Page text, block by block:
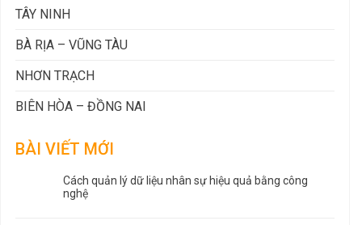
TÂY NINH
BÀ RỊA – VŨNG TÀU
NHƠN TRẠCH
BIÊN HÒA – ĐỒNG NAI
BÀI VIẾT MỚI
Cách quản lý dữ liệu nhân sự hiệu quả bằng công
nghệ